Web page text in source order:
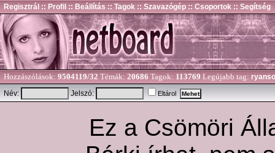
Regisztrál :: Profil :: Beállítás :: Tagok :: Szavazógép :: Csoportok :: Segítség
Hozzászólások: 9504119/32 Témák: 20686 Tagok: 113769 Legújabb tag:
Név:
Jelszó: Eltárol
Ez a Csömöri